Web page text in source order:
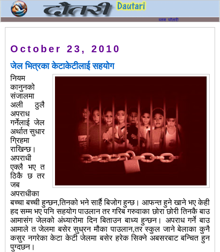
October 23, 2010
जेल भित्रका केटाकेटीलाई सहयोग
नियम
कानुनको
संजालमा
अली ठुलै
अपराध
गर्नेलाई जेल
अर्थात सुधार
ग्रिहमा
राखिन्छ।
अपराधी
एक्लै भए त
ठिकै छ तर
जब
अपराधीका
बच्चा बच्ची हुन्छन,तिनको भने सार्है बिजोग हुन्छ। आफन्त हुने खाने भए केही
हद सम्म भए पनि सहयोग पाउलान तर गरिब गरुवाका छोरा छोरी तिनकै बाउ
आमासंग जेलको अंध्यारोमा दिन बिताउन बाध्य हुन्छन। अपराध गर्ने बाउ
आमाले त जेलमा बसेर सुध्रन मौका पाउलान,तर स्कुल जाने बेलाका कुनै
कसुर नगरेका केटा केटी जेलमा बसेर हरेक सिक्ने अबसरबाट बन्चित हुन
पुग्दछन।